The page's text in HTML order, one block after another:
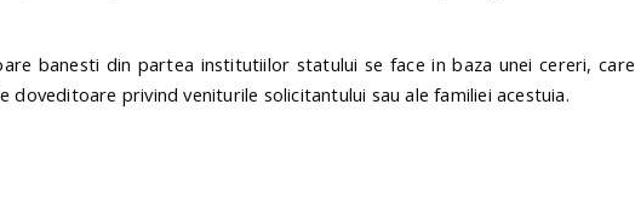
banesti din partea institutiilor statului se face in baza unei cereri, care
privind veniturile solicitantului sau ale familiei acestuia.